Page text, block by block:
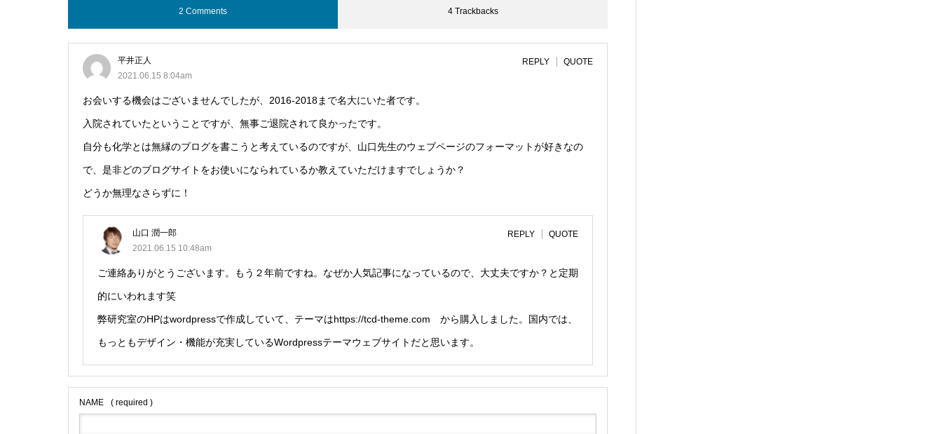
2 Comments 4 Trackbacks
平井正人
2021.06.15 8:04am
REPLY QUOTE
お会いする機会はございませんでしたが、2016-2018まで名大にいた者です。
入院されていたということですが、無事ご退院されて良かったです。
自分も化学とは無縁のブログを書こうと考えているのですが、山口先生のウェブページのフォーマットが好きなの
で、是非どのブログサイトをお使いになられているか教えていただけますでしょうか？
どうか無理なさらずに！
山口 潤一郎
2021.06.15 10:48am
REPLY QUOTE
ご連絡ありがとうございます。もう２年前ですね。なぜか人気記事になっているので、大丈夫ですか？と定期
的にいわれます笑
弊研究室のHPはwordpressで作成していて、テーマはhttps://tcd-theme.com から購入しました。国内では、
もっともデザイン・機能が充実しているWordpressテーマウェブサイトだと思います。
NAME ( required )